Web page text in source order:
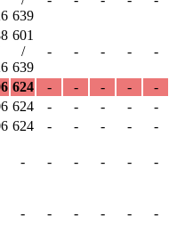
639
601
/
639
- - - - -
624 - - - -
-
624 - - - -
-
624 - - - - -
- - - - - -
- - - - - -